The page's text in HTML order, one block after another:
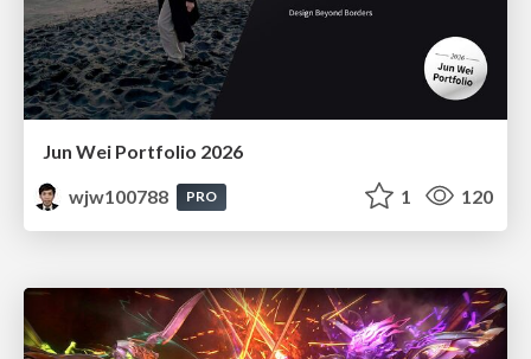
Jun Wei Portfolio 2026
wjw100788
PRO 1 120